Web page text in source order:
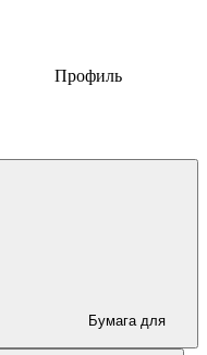
Профиль
Бумага для